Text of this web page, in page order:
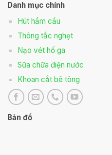
Danh mục chính
Hút hầm cầu
Thông tắc nghẹt
Nạo vét hố ga
Sữa chữa điện nước
Khoan cắt bê tông
Bản đồ